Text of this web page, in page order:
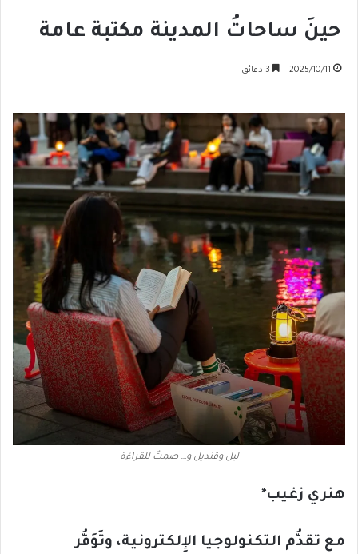
حينَ ساحاتُ المدينة مكتبة عامة
2025/10/11
ليل وقنديل و… صمتٌ للقراءَة
هنري زغيب*
مع تقدُّم التكنولوجيا الإِلكترونية، وتَوَفُّر